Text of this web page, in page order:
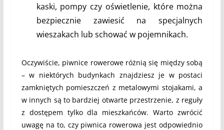
kaski, pompy czy oświetlenie, które można
bezpiecznie zawiesić na specjalnych
wieszakach lub schować w pojemnikach.
Oczywiście, piwnice rowerowe różnią się między sobą
– w niektórych budynkach znajdziesz je w postaci
zamkniętych pomieszczeń z metalowymi stojakami, a
w innych są to bardziej otwarte przestrzenie, z reguły
z dostępem tylko dla mieszkańców. Warto zwrócić
uwagę na to, czy piwnica rowerowa jest odpowiednio